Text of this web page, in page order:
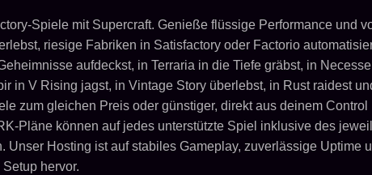
Spiele mit Supercraft. Genieße flüssige Performance und
riesige Fabriken in Satisfactory oder Factorio
aufdeckst, in Terraria in die Tiefe gräbst, in
in V Rising jagst, in Vintage Story überlebst, in Rust raidest
zum gleichen Preis oder günstiger, direkt aus deinem
Pläne können auf jedes unterstützte Spiel inklusive des
Hosting ist auf stabiles Gameplay, zuverlässige Uptime
hervor.